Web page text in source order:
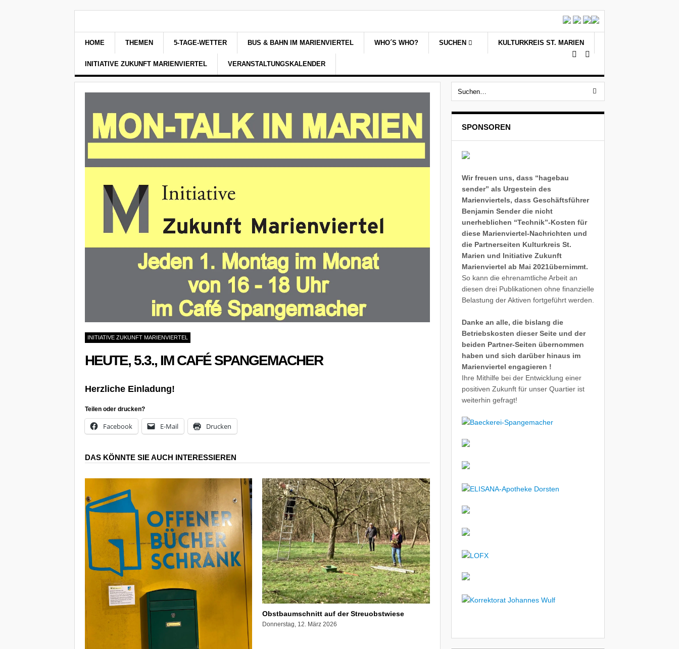
HOME THEMEN 5-TAGE-WETTER BUS & BAHN IM MARIENVIERTEL WHO´S WHO? SUCHEN KULTURKREIS ST. MARIEN
INITIATIVE ZUKUNFT MARIENVIERTEL VERANSTALTUNGSKALENDER
INITIATIVE ZUKUNFT MARIENVIERTEL
HEUTE, 5.3., IM CAFÉ SPANGEMACHER
Herzliche Einladung!
Teilen oder drucken?
Facebook E-Mail Drucken
DAS KÖNNTE SIE AUCH INTERESSIEREN
Obstbaumschnitt auf der Streuobstwiese
Donnerstag, 12. März 2026
SPONSOREN
Wir freuen uns, dass “hagebau
sender” als Urgestein des
Marienviertels, dass Geschäftsführer
Benjamin Sender die nicht
unerheblichen “Technik”-Kosten für
diese Marienviertel-Nachrichten und
die Partnerseiten Kulturkreis St.
Marien und Initiative Zukunft
Marienviertel ab Mai 2021übernimmt.
So kann die ehrenamtliche Arbeit an
diesen drei Publikationen ohne finanzielle
Belastung der Aktiven fortgeführt werden.
Danke an alle, die bislang die
Betriebskosten dieser Seite und der
beiden Partner-Seiten übernommen
haben und sich darüber hinaus im
Marienviertel engagieren !
Ihre Mithilfe bei der Entwicklung einer
positiven Zukunft für unser Quartier ist
weiterhin gefragt!